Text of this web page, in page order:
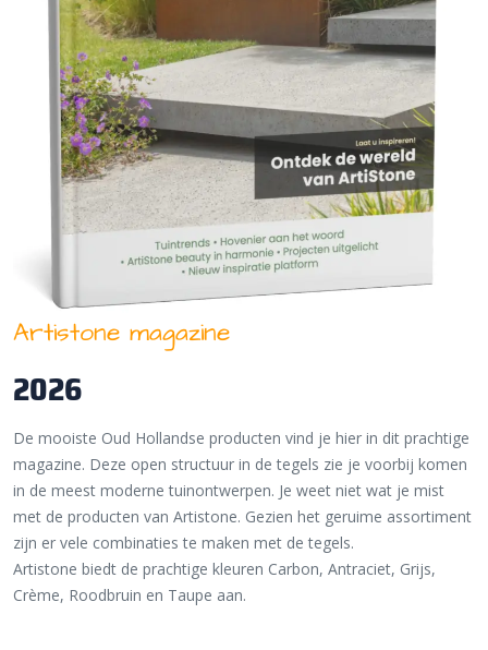
Artistone magazine
2026
De mooiste Oud Hollandse producten vind je hier in dit prachtige
magazine. Deze open structuur in de tegels zie je voorbij komen
in de meest moderne tuinontwerpen. Je weet niet wat je mist
met de producten van Artistone. Gezien het geruime assortiment
zijn er vele combinaties te maken met de tegels.
Artistone biedt de prachtige kleuren Carbon, Antraciet, Grijs,
Crème, Roodbruin en Taupe aan.